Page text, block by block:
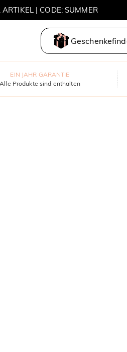
| CODE: SUMMER
EIN JAHR GARANTIE
Alle Produkte sind enthalten